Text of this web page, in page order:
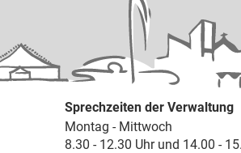
Sprechzeiten der Verwaltung
Montag - Mittwoch
8.30 - 12.30 Uhr und 14.00 -